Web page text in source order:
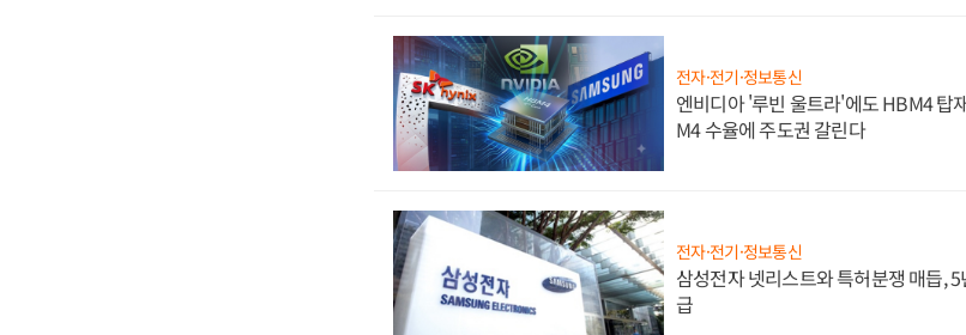
전자·전기·정보통신
엔비디아 '루빈 울트라'에도 HBM4 탑
M4 수율에 주도권 갈린다
전자·전기·정보통신
삼성전자 넷리스트와 특허분쟁 매듭,
급